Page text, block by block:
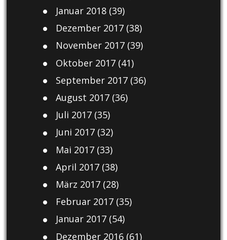
Januar 2018(39)
Dezember 2017(38)
November 2017(39)
Oktober 2017(41)
September 2017(36)
August 2017(36)
Juli 2017(35)
Juni 2017(32)
Mai 2017(33)
April 2017(38)
März 2017(28)
Februar 2017(35)
Januar 2017(54)
Dezember 2016(61)